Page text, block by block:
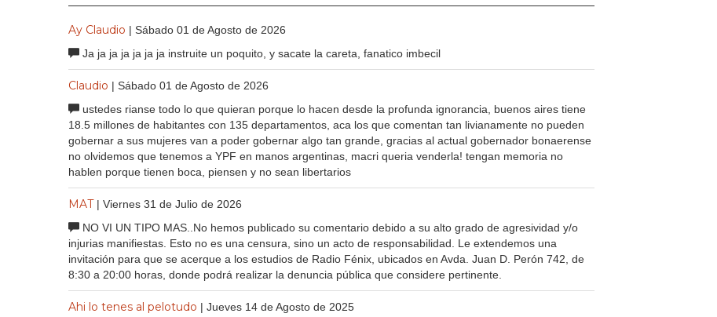
Ay Claudio | Sábado 01 de Agosto de 2026
Ja ja ja ja ja ja ja instruite un poquito, y sacate la careta, fanatico imbecil
Claudio | Sábado 01 de Agosto de 2026
ustedes rianse todo lo que quieran porque lo hacen desde la profunda ignorancia, buenos aires tiene
18.5 millones de habitantes con 135 departamentos, aca los que comentan tan livianamente no pueden
gobernar a sus mujeres van a poder gobernar algo tan grande, gracias al actual gobernador bonaerense
no olvidemos que tenemos a YPF en manos argentinas, macri queria venderla! tengan memoria no
hablen porque tienen boca, piensen y no sean libertarios
MAT | Viernes 31 de Julio de 2026
NO VI UN TIPO MAS..No hemos publicado su comentario debido a su alto grado de agresividad y/o
injurias manifiestas. Esto no es una censura, sino un acto de responsabilidad. Le extendemos una
invitación para que se acerque a los estudios de Radio Fénix, ubicados en Avda. Juan D. Perón 742, de
8:30 a 20:00 horas, donde podrá realizar la denuncia pública que considere pertinente.
Ahi lo tenes al pelotudo | Jueves 14 de Agosto de 2025